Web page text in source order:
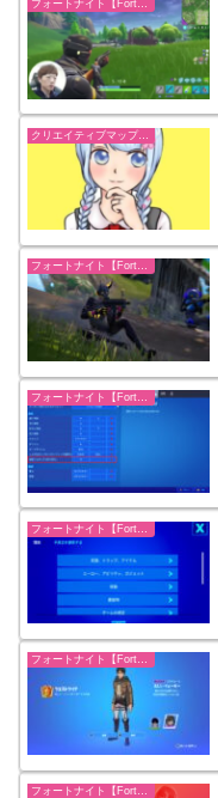
クリエイティブマップ紹介
フォートナイト【Fortnite】
フォートナイト【Fortnite】
フォートナイト【Fortnite】
フォートナイト【Fortnite】